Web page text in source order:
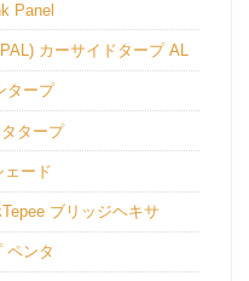
Panel
カーサイドタープ AL
タープ
タープ
ェード
ブリッジヘキサ
ペンタ